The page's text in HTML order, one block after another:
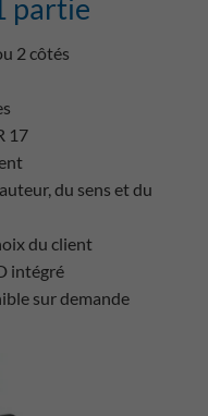
partie
2 côtés
17
du sens et du
du client
intégré
sur demande